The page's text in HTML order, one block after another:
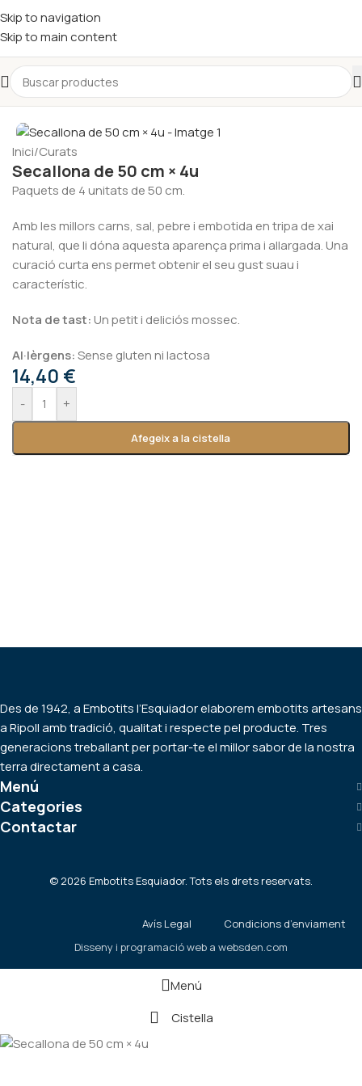
Skip to navigation
Skip to main content
Inici/Curats
Secallona de 50 cm × 4u
Paquets de 4 unitats de 50 cm.
Amb les millors carns, sal, pebre i embotida en tripa de xai
natural, que li dóna aquesta aparença prima i allargada. Una
curació curta ens permet obtenir el seu gust suau i
característic.
Nota de tast:Un petit i deliciós mossec.
Al·lèrgens:Sense gluten ni lactosa
14,40 €
- +
Afegeix a la cistella
Des de 1942, a Embotits l’Esquiador elaborem embotits artesans
a Ripoll amb tradició, qualitat i respecte pel producte. Tres
generacions treballant per portar-te el millor sabor de la nostra
terra directament a casa.
Menú
Categories
Contactar
© 2026 Embotits Esquiador. Tots els drets reservats.
Avís Legal
Condicions d’enviament
Disseny i programació web a websden.com
Menú
Cistella